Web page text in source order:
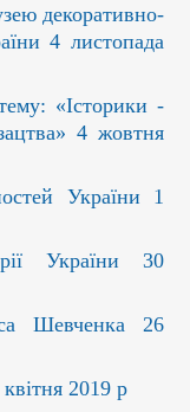
декоративно-
4 листопада
«Історики -
4 жовтня
України 1
України 30
Шевченка 26
2019 р